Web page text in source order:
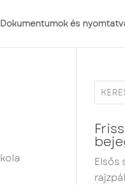
Dokumentumok és
Friss
Elsős